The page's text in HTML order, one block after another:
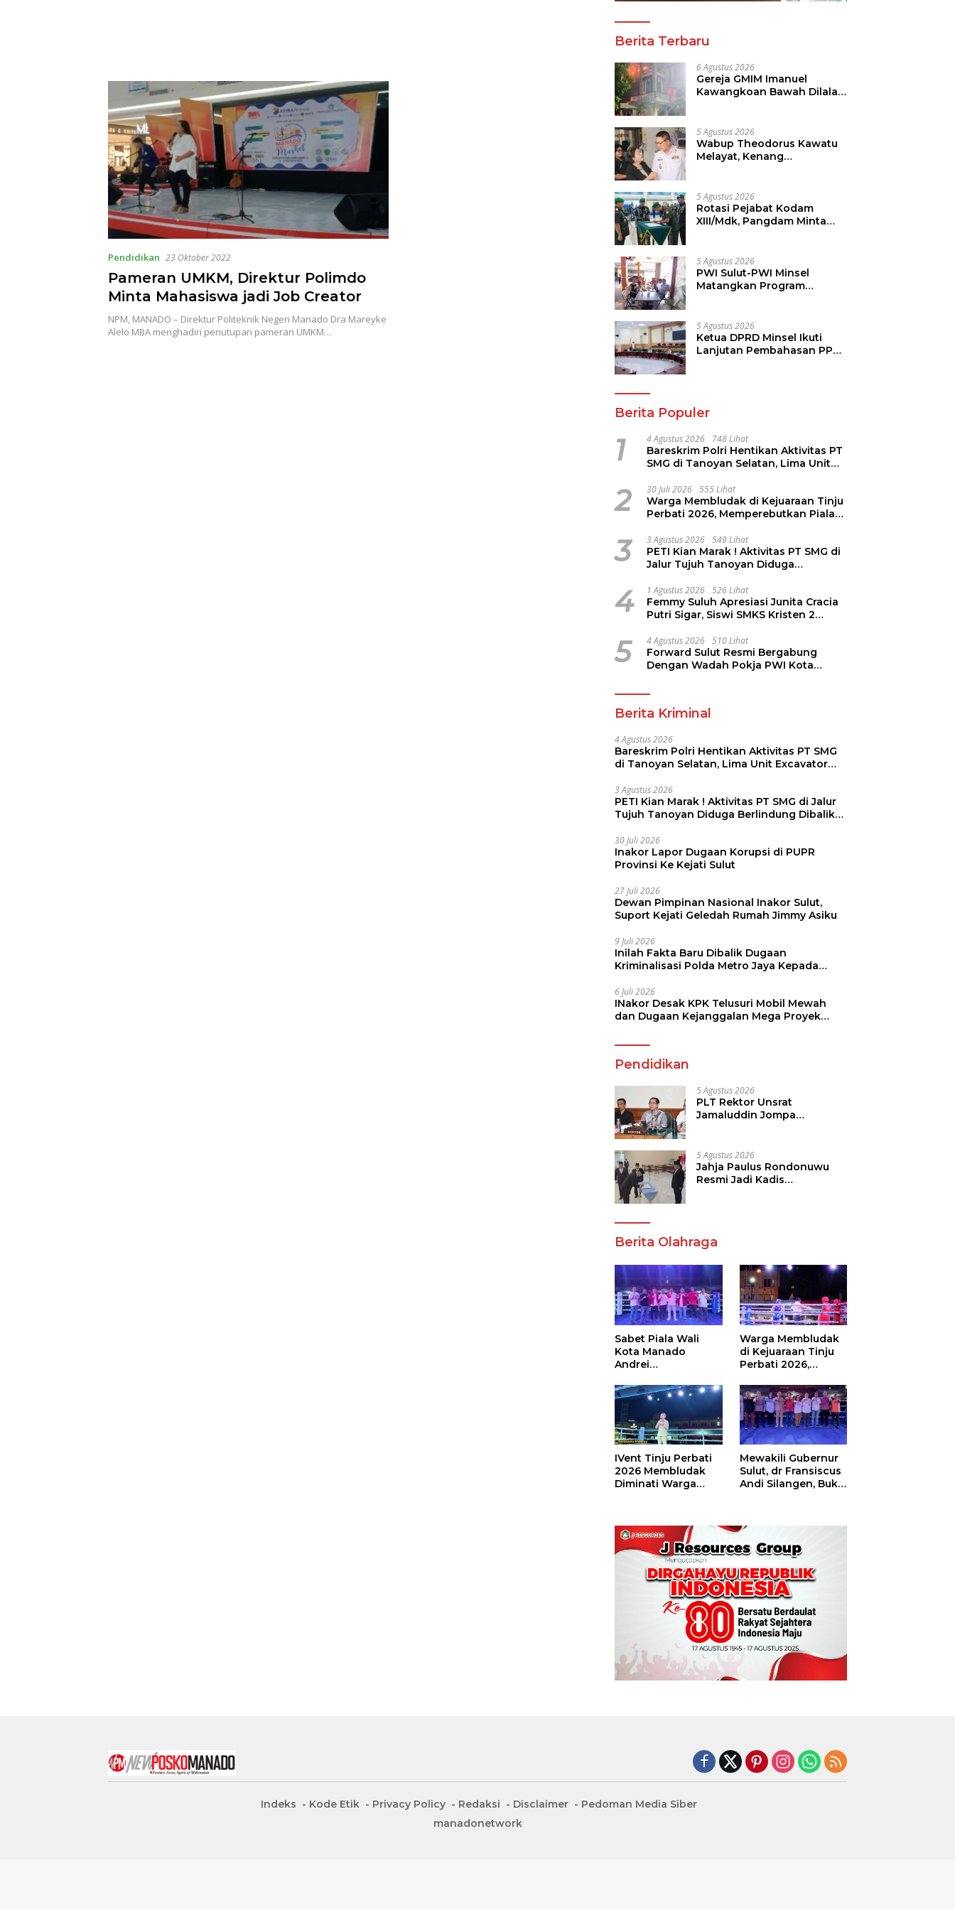
Pendidikan 23 Oktober 2022
Pameran UMKM, Direktur Polimdo
Minta Mahasiswa jadi Job Creator
NPM, MANADO – Direktur Politeknik Negeri Manado Dra Mareyke
Alelo MBA menghadiri penutupan pameran UMKM…
Berita Terbaru
6 Agustus 2026
Gereja GMIM Imanuel
Kawangkoan Bawah Dilalap
5 Agustus 2026
Wabup Theodorus Kawatu
Melayat, Kenang
sebagai Pahlawan Tanpa
Tanda Jasa
5 Agustus 2026
Rotasi Pejabat Kodam
XIII/Mdk, Pangdam Minta
5 Agustus 2026
PWI Sulut-PWI Minsel
Matangkan Program
Berkualitas
5 Agustus 2026
Ketua DPRD Minsel Ikuti
Lanjutan Pembahasan PPAS
Berita Populer
1 4 Agustus 2026 748 Lihat
Bareskrim Polri Hentikan Aktivitas PT
SMG di Tanoyan Selatan, Lima Unit
2 30 Juli 2026 555 Lihat
Warga Membludak di Kejuaraan Tinju
Perbati 2026, Memperebutkan Piala
3 3 Agustus 2026 549 Lihat
PETI Kian Marak ! Aktivitas PT SMG di
Jalur Tujuh Tanoyan Diduga
4 1 Agustus 2026 526 Lihat
Femmy Suluh Apresiasi Junita Cracia
Putri Sigar, Siswi SMKS Kristen 2
Dikmen Nasional 2026
5 4 Agustus 2026 510 Lihat
Forward Sulut Resmi Bergabung
Dengan Wadah Pokja PWI Kota
Berita Kriminal
4 Agustus 2026
Bareskrim Polri Hentikan Aktivitas PT SMG
di Tanoyan Selatan, Lima Unit Excavator
3 Agustus 2026
PETI Kian Marak ! Aktivitas PT SMG di Jalur
Tujuh Tanoyan Diduga Berlindung Dibalik
30 Juli 2026
Inakor Lapor Dugaan Korupsi di PUPR
Provinsi Ke Kejati Sulut
27 Juli 2026
Dewan Pimpinan Nasional Inakor Sulut,
Suport Kejati Geledah Rumah Jimmy Asiku
9 Juli 2026
Inilah Fakta Baru Dibalik Dugaan
Kriminalisasi Polda Metro Jaya Kepada
6 Juli 2026
INakor Desak KPK Telusuri Mobil Mewah
dan Dugaan Kejanggalan Mega Proyek
Pendidikan
5 Agustus 2026
PLT Rektor Unsrat
Jamaluddin Jompa
Kampus Kondusif
5 Agustus 2026
Jahja Paulus Rondonuwu
Resmi Jadi Kadis
Berita Olahraga
Sabet Piala Wali
Kota Manado
Andrei
Boxing Camp Juara
Umum Tinju Perbati
2026
Warga Membludak
di Kejuaraan Tinju
Perbati 2026,
Piala Wali Kota
IVent Tinju Perbati
2026 Membludak
Diminati Warga
Mewakili Gubernur
Sulut, dr Fransiscus
Andi Silangen, Buka
Piala Wali Kota
Manado
Indeks Kode Etik Privacy Policy Redaksi Disclaimer
Pedoman Media Siber
manadonetwork